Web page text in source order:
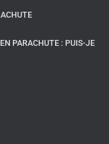
PARACHUTE : PUIS-JE